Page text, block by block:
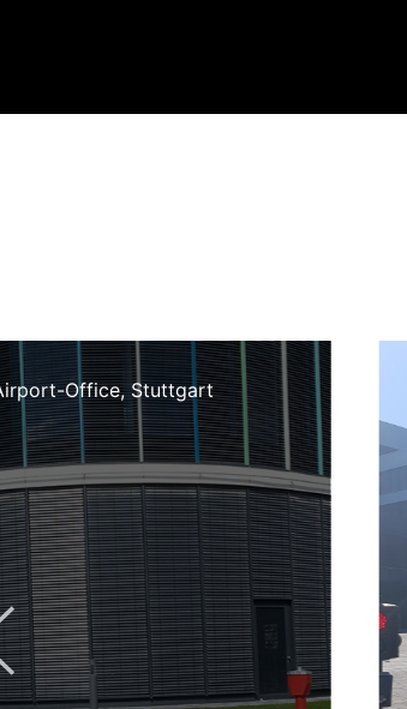
Office, Stuttgart